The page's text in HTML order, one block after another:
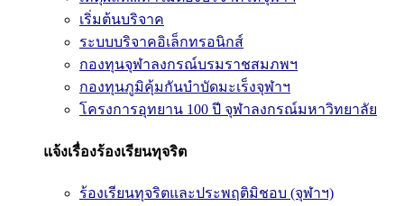
เริ่มต้นบริจาค
ระบบบริจาคอิเล็กทรอนิกส์
กองทุนจุฬาลงกรณ์บรมราชสมภพฯ
กองทุนภูมิคุ้มกันบำบัดมะเร็งจุฬาฯ
โครงการอุทยาน 100 ปี จุฬาลงกรณ์มหาวิทยาลัย
แจ้งเรื่องร้องเรียนทุจริต
ร้องเรียนทุจริตและประพฤติมิชอบ (จุฬาฯ)